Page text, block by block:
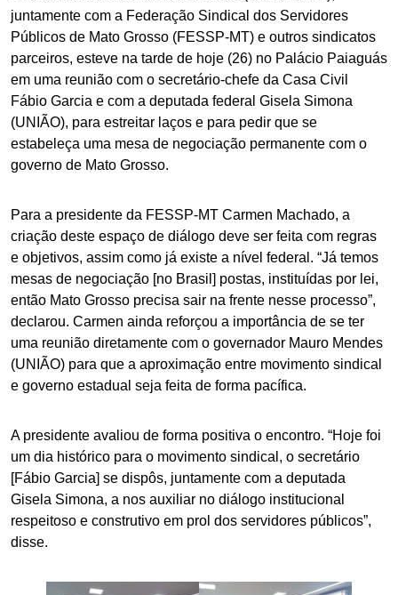
juntamente com a Federação Sindical dos Servidores
Públicos de Mato Grosso (FESSP-MT) e outros sindicatos
parceiros, esteve na tarde de hoje (26) no Palácio Paiaguás
em uma reunião com o secretário-chefe da Casa Civil
Fábio Garcia e com a deputada federal Gisela Simona
(UNIÃO), para estreitar laços e para pedir que se
estabeleça uma mesa de negociação permanente com o
governo de Mato Grosso.
Para a presidente da FESSP-MT Carmen Machado, a
criação deste espaço de diálogo deve ser feita com regras
e objetivos, assim como já existe a nível federal. “Já temos
mesas de negociação [no Brasil] postas, instituídas por lei,
então Mato Grosso precisa sair na frente nesse processo”,
declarou. Carmen ainda reforçou a importância de se ter
uma reunião diretamente com o governador Mauro Mendes
(UNIÃO) para que a aproximação entre movimento sindical
e governo estadual seja feita de forma pacífica.
A presidente avaliou de forma positiva o encontro. “Hoje foi
um dia histórico para o movimento sindical, o secretário
[Fábio Garcia] se dispôs, juntamente com a deputada
Gisela Simona, a nos auxiliar no diálogo institucional
respeitoso e construtivo em prol dos servidores públicos”,
disse.